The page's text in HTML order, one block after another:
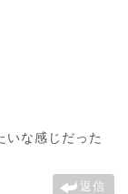
いな感じだった
返信